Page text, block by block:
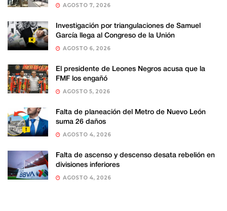
AGOSTO 7, 2026
Investigación por triangulaciones de Samuel
García llega al Congreso de la Unión
AGOSTO 6, 2026
El presidente de Leones Negros acusa que la
FMF los engañó
AGOSTO 5, 2026
Falta de planeación del Metro de Nuevo León
suma 26 daños
AGOSTO 4, 2026
Falta de ascenso y descenso desata rebelión en
divisiones inferiores
AGOSTO 4, 2026